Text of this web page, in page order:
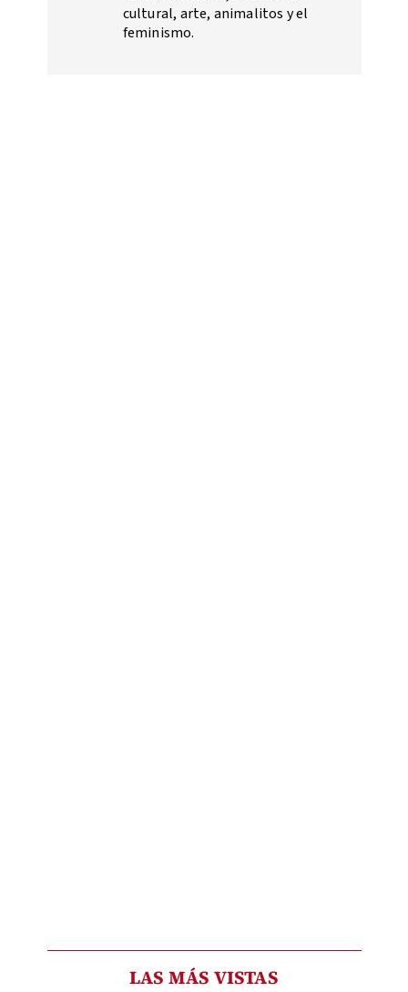
cultural, arte, animalitos y el
feminismo.
LAS MÁS VISTAS